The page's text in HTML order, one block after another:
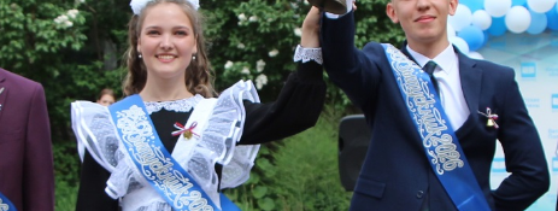
Последний звонок